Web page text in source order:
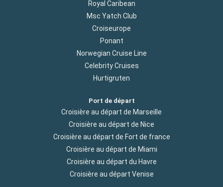
Royal Caribean
Msc Yatch Club
Croiseurope
Ponant
Norwegian Cruise Line
Celebrity Cruises
Hurtigruten
Port de départ
Croisière au départ de Marseille
Croisière au départ de Nice
Croisière au départ de Fort de france
Croisière au départ de Miami
Croisière au départ du Havre
Croisière au départ Venise